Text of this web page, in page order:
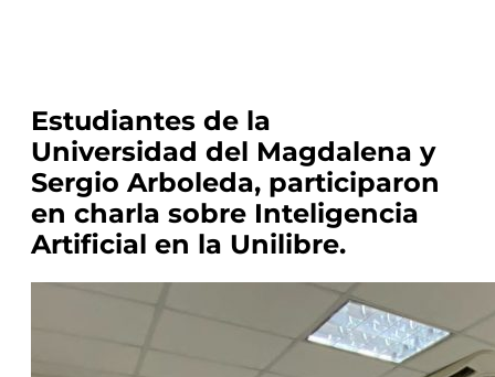
Estudiantes de la
Universidad del Magdalena y
Sergio Arboleda, participaron
en charla sobre Inteligencia
Artificial en la Unilibre.